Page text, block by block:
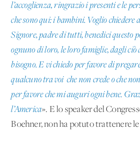
l’accoglienza, ringrazio i presenti e le
che sono qui: i bambini. Voglio chiedere
Signore, padre di tutti, benedici questo
ognuno di loro, le loro famiglie, dagli ciò
bisogno. E vi chiedo per favore di pregare
qualcuno tra voi che non crede o che
per favore che mi auguri ogni bene.
l’America». E lo speaker del
Boehner, non ha potuto trattenere